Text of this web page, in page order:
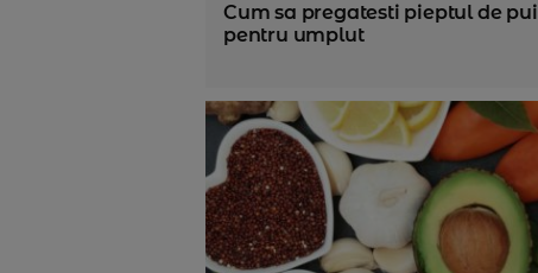
Cum sa pregatesti pieptul de pui
pentru umplut